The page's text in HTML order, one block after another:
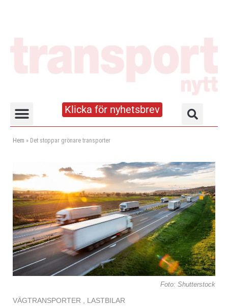
Klicka för nyhetsbrev
Hem » Det stoppar grönare transporter
Foto: Shutterstock
VÄGTRANSPORTER LASTBILAR